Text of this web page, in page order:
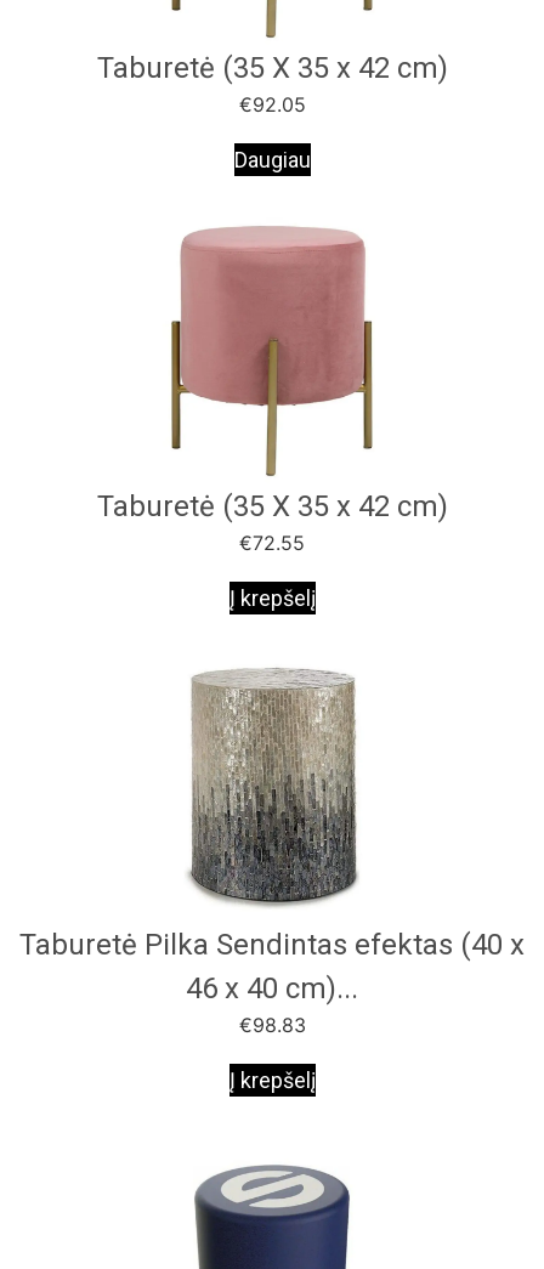
Taburetė (35 X 35 x 42 cm)
€92.05
Daugiau
Taburetė (35 X 35 x 42 cm)
€72.55
Į krepšelį
Taburetė Pilka Sendintas efektas (40 x
46 x 40 cm)...
€98.83
Į krepšelį